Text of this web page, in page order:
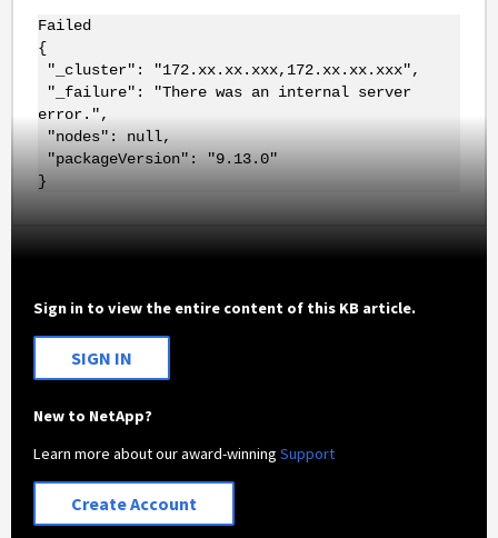
Failed
{
"_cluster": "172.xx.xx.xxx,172.xx.xx.xxx",
"_failure": "There was an internal server
error.",
"nodes": null,
"packageVersion": "9.13.0"
}
Sign in to view the entire content of this KB article.
SIGN IN
New to NetApp?
Learn more about our award-winningSupport
Create Account